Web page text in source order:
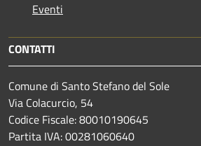
Eventi
CONTATTI
Comune di Santo Stefano del Sole
Via Colacurcio, 54
Codice Fiscale: 80010190645
Partita IVA: 00281060640